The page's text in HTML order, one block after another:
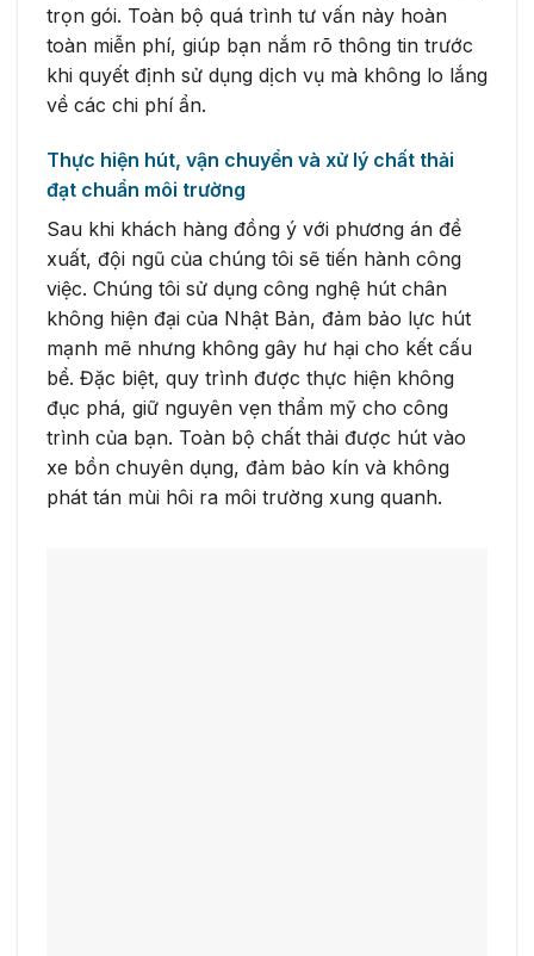
trọn gói. Toàn bộ quá trình tư vấn này hoàn
toàn miễn phí, giúp bạn nắm rõ thông tin trước
khi quyết định sử dụng dịch vụ mà không lo lắng
về các chi phí ẩn.
Thực hiện hút, vận chuyển và xử lý chất thải
đạt chuẩn môi trường
Sau khi khách hàng đồng ý với phương án đề
xuất, đội ngũ của chúng tôi sẽ tiến hành công
việc. Chúng tôi sử dụng công nghệ hút chân
không hiện đại của Nhật Bản, đảm bảo lực hút
mạnh mẽ nhưng không gây hư hại cho kết cấu
bể. Đặc biệt, quy trình được thực hiện không
đục phá, giữ nguyên vẹn thẩm mỹ cho công
trình của bạn. Toàn bộ chất thải được hút vào
xe bồn chuyên dụng, đảm bảo kín và không
phát tán mùi hôi ra môi trường xung quanh.